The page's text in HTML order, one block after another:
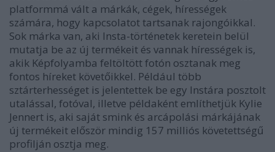
platformmá vált a márkák, cégek, hírességek
számára, hogy kapcsolatot tartsanak rajongóikkal.
Sok márka van, aki Insta-történetek keretein belül
mutatja be az új termékeit és vannak hírességek is,
akik Képfolyamba feltöltött fotón osztanak meg
fontos híreket követőikkel. Például több
sztárterhességet is jelentettek be egy Instára posztolt
utalással, fotóval, illetve példaként említhetjük Kylie
Jennert is, aki saját smink és arcápolási márkájának
új termékeit először mindig 157 milliós követettségű
profilján osztja meg.